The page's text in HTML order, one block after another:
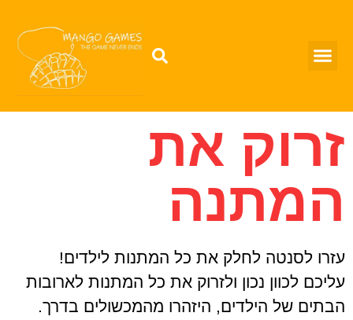
זרוק את
המתנה
עזרו לסנטה לחלק את כל המתנות לילדים!
עליכם לכוון נכון ולזרוק את כל המתנות לארובות
הבתים של הילדים, היזהרו מהמכשולים בדרך.